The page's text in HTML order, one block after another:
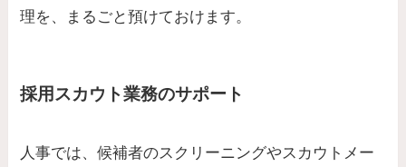
理を、まるごと預けておけます。
採用スカウト業務のサポート
人事では、候補者のスクリーニングやスカウトメー